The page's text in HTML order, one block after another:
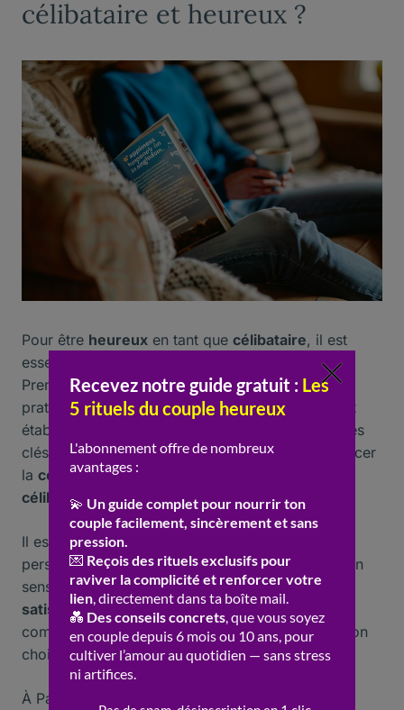
célibataire et heureux ?
Pour être heureux en tant que célibataire, il est
essentiel de cultiver une bonne estime de soi.
Prendre soin de sasantémentale et physique,
pratiquer des activités qui apportent de la joie, et
établir des
significatives sont des étapes
clés. Lapsychologiepositive peut aider à renforcer
la confianceet à trouver du
célibat .
Il est de plus utile de se fixer des objectifs
personnels et professionnels. Cela peut donner un
sens à lavieet offrir des opportunités de
satisfactionet d’épanouissement . En fin de
compte, lebonheurdépend de la manière dont on
choisit de vivre et de percevoir soncélibat.
À Paris, un sondage a révélé que 65 % des